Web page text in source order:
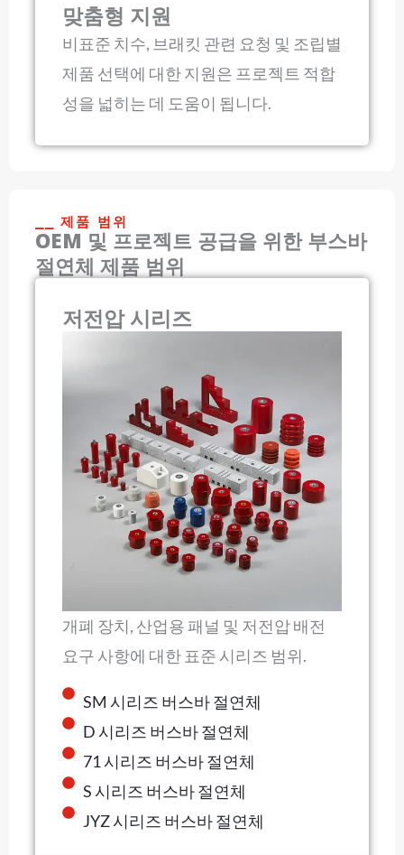
맞춤형 지원
비표준 치수, 브래킷 관련 요청 및 조립별
제품 선택에 대한 지원은 프로젝트 적합
성을 넓히는 데 도움이 됩니다.
⎯⎯ 제품 범위
OEM 및 프로젝트 공급을 위한 부스바
절연체 제품 범위
저전압 시리즈
개폐 장치, 산업용 패널 및 저전압 배전
요구 사항에 대한 표준 시리즈 범위.
SM 시리즈 버스바 절연체
D 시리즈 버스바 절연체
71 시리즈 버스바 절연체
S 시리즈 버스바 절연체
JYZ 시리즈 버스바 절연체